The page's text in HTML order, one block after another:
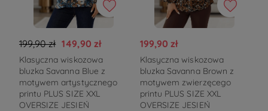
199,90 zł 149,90 zł
Klasyczna wiskozowa
bluzka Savanna Blue z
motywem artystycznego
printu PLUS SIZE XXL
OVERSIZE JESIEŃ
199,90 zł
Klasyczna wiskozowa
bluzka Savanna Brown z
motywem zwierzęcego
printu PLUS SIZE XXL
OVERSIZE JESIEŃ